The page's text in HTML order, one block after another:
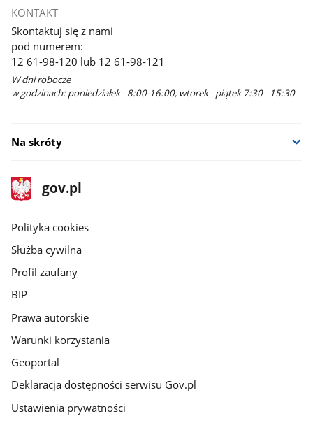
KONTAKT
Skontaktuj się z nami
pod numerem:
12 61-98-120 lub 12 61-98-121
W dni robocze
w godzinach: poniedziałek - 8:00-16:00, wtorek - piątek 7:30 - 15:30
Na skróty
stopka
gov.pl
Strona
gov.pl
gov.pl
Polityka cookies
Służba cywilna
Profil zaufany
BIP
Prawa autorskie
Warunki korzystania
Geoportal
Deklaracja dostępności serwisu Gov.pl
Ustawienia prywatności